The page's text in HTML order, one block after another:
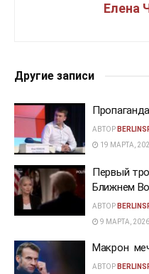
Елена
Другие записи
АВТОР
19 МАРТА,
Первый
Ближнем
АВТОР
9 МАРТА, 2026
Макрон
АВТОР